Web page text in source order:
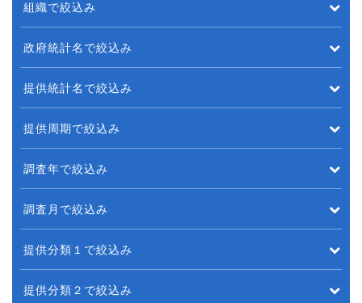
組織で絞込み
政府統計名で絞込み
提供統計名で絞込み
提供周期で絞込み
調査年で絞込み
調査月で絞込み
提供分類１で絞込み
提供分類２で絞込み